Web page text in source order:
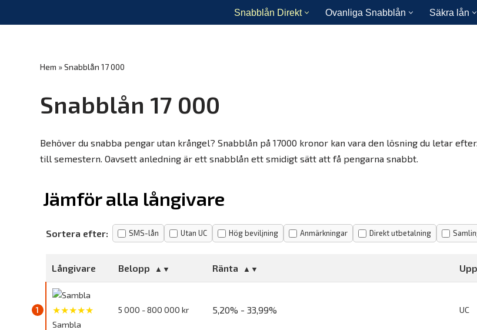
innehåll
Snabblån Direkt Ovanliga Snabblån Säkra lån
Hem »Snabblån 17 000
Snabblån 17 000
Behöver du snabba pengar utan krångel? Snabblån på 17000 kronor kan vara den lösning du letar
till semestern. Oavsett anledning är ett snabblån ett smidigt sätt att få pengarna snabbt.
Jämför alla långivare
Sortera efter: SMS-lån Utan UC Hög beviljning Anmärkningar Direkt utbetalning
Långivare Belopp Ränta
★★★★★
Sambla
5 000 - 800 000 kr 5,20% - 33,99% UC